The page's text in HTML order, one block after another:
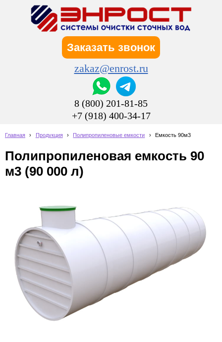
Заказать звонок
zakaz@enrost.ru
8 (800) 201-81-85
+7 (918) 400-34-17
Главная › Продукция › Полипропиленовые емкости › Емкость 90м3
Полипропиленовая емкость 90
м3 (90 000 л)